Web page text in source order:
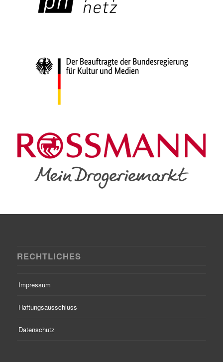
RECHTLICHES
Impressum
Haftungsausschluss
Datenschutz